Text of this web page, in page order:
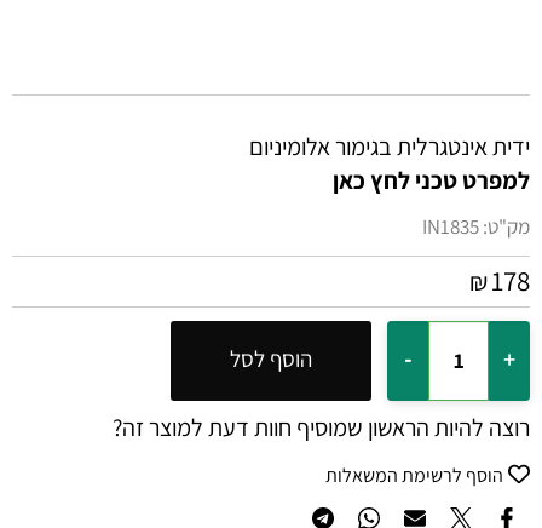
ידית אינטגרלית בגימור אלומיניום
למפרט טכני לחץ כאן
מק"ט:IN1835
₪178
הוסף לסל
רוצה להיות הראשון שמוסיף חוות דעת למוצר זה?
הוסף לרשימת המשאלות